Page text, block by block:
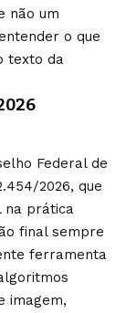
não um
o que
texto da
Federal de
2026, que
na prática
final sempre
ferramenta
imagem,